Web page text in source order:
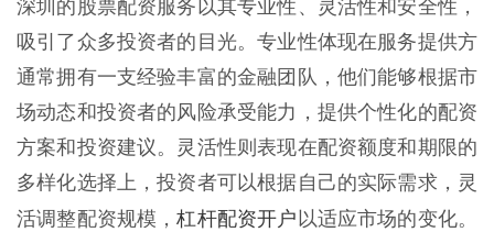
深圳的股票配资服务以其专业性、灵活性和安全性，
吸引了众多投资者的目光。专业性体现在服务提供方
通常拥有一支经验丰富的金融团队，他们能够根据市
场动态和投资者的风险承受能力，提供个性化的配资
方案和投资建议。灵活性则表现在配资额度和期限的
多样化选择上，投资者可以根据自己的实际需求，灵
活调整配资规模，杠杆配资开户 以适应市场的变化。